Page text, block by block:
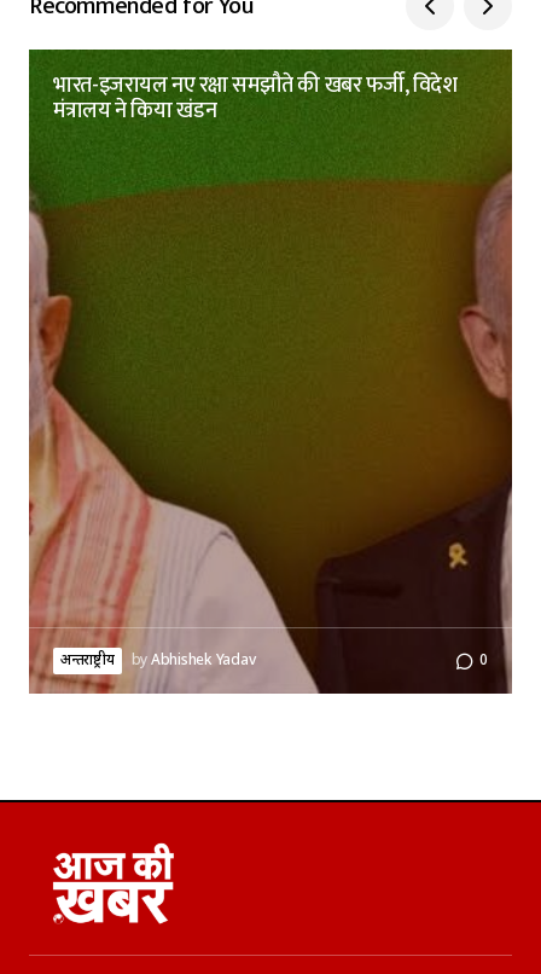
भारत-इजरायल नए रक्षा समझौते की खबर फर्जी, विदेश
मंत्रालय ने किया खंडन
अन्तर्राष्ट्रीय byAbhishek Yadav 0